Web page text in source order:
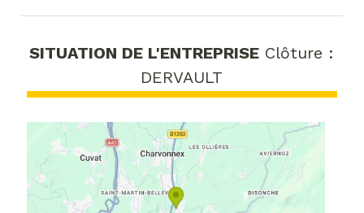
SITUATION DE L'ENTREPRISE Clôture :
DERVAULT